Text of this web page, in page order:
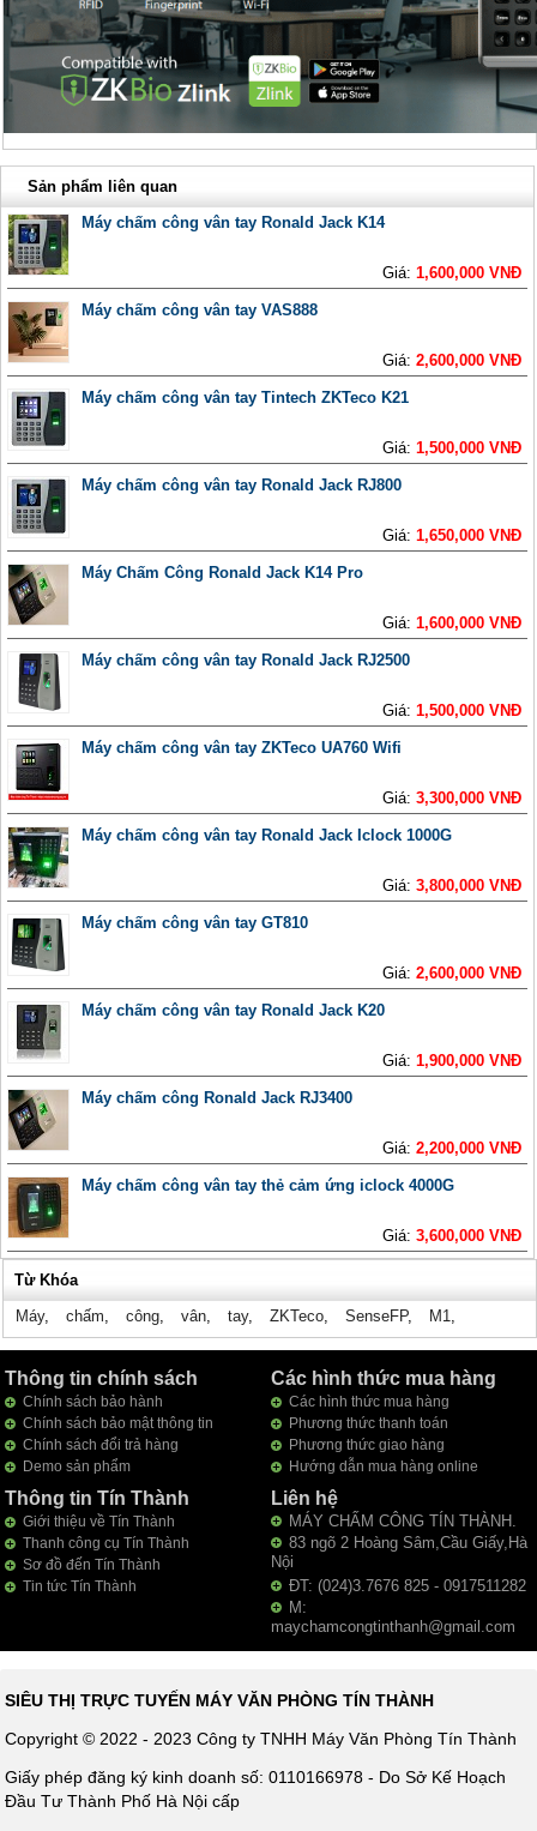
Sản phẩm liên quan
Máy chấm công vân tay Ronald Jack K14
Giá:1,600,000 VNĐ
Máy chấm công vân tay VAS888
Giá:2,600,000 VNĐ
Máy chấm công vân tay Tintech ZKTeco K21
Giá:1,500,000 VNĐ
Máy chấm công vân tay Ronald Jack RJ800
Giá:1,650,000 VNĐ
Máy Chấm Công Ronald Jack K14 Pro
Giá:1,600,000 VNĐ
Máy chấm công vân tay Ronald Jack RJ2500
Giá:1,500,000 VNĐ
Máy chấm công vân tay ZKTeco UA760 Wifi
Giá:3,300,000 VNĐ
Máy chấm công vân tay Ronald Jack Iclock 1000G
Giá:3,800,000 VNĐ
Máy chấm công vân tay GT810
Giá:2,600,000 VNĐ
Máy chấm công vân tay Ronald Jack K20
Giá:1,900,000 VNĐ
Máy chấm công Ronald Jack RJ3400
Giá:2,200,000 VNĐ
Máy chấm công vân tay thẻ cảm ứng iclock 4000G
Giá:3,600,000 VNĐ
Từ Khóa
Máy, chấm, công, vân, tay, ZKTeco, SenseFP, M1,
Thông tin chính sách
Chính sách bảo hành
Chính sách bảo mật thông tin
Chính sách đổi trả hàng
Demo sản phẩm
Các hình thức mua hàng
Các hình thức mua hàng
Phương thức thanh toán
Phương thức giao hàng
Hướng dẫn mua hàng online
Thông tin Tín Thành
Giới thiệu về Tín Thành
Thanh công cụ Tín Thành
Sơ đồ đến Tín Thành
Tin tức Tín Thành
Liên hệ
MÁY CHẤM CÔNG TÍN THÀNH.
83 ngõ 2 Hoàng Sâm,Cầu Giấy,Hà
Nội
ĐT: (024)3.7676 825 - 0917511282
M:
maychamcongtinthanh@gmail.com
SIÊU THỊ TRỰC TUYẾN MÁY VĂN PHÒNG TÍN THÀNH
Copyright © 2022 - 2023 Công ty TNHH Máy Văn Phòng Tín Thành
Giấy phép đăng ký kinh doanh số: 0110166978 - Do Sở Kế Hoạch
Đầu Tư Thành Phố Hà Nội cấp